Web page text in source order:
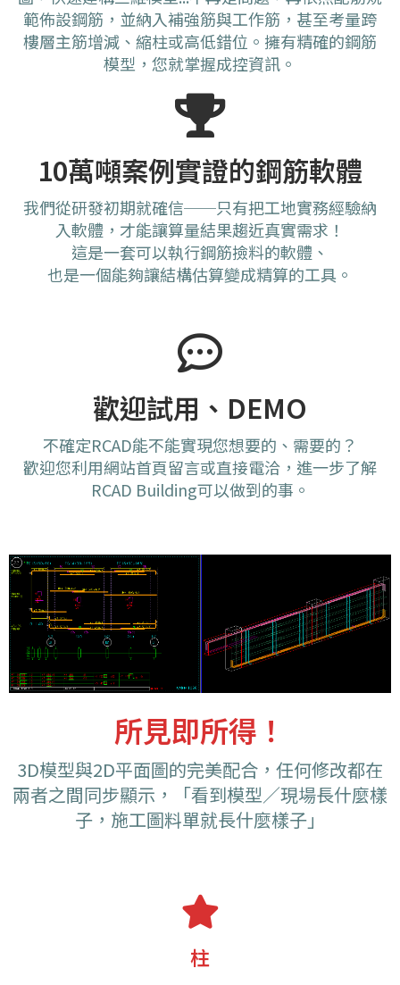
範佈設鋼筋，並納入補強筋與工作筋，甚至考量跨
樓層主筋增減、縮柱或高低錯位。擁有精確的鋼筋
模型，您就掌握成控資訊。
10萬噸案例實證的鋼筋軟體
我們從研發初期就確信──只有把工地實務經驗納
入軟體，才能讓算量結果趨近真實需求！
這是一套可以執行鋼筋撿料的軟體、
也是一個能夠讓結構估算變成精算的工具。
歡迎試用、DEMO
不確定RCAD能不能實現您想要的、需要的？
歡迎您利用網站首頁留言或直接電洽，進一步了解
RCAD Building可以做到的事。
所見即所得！
3D模型與2D平面圖的完美配合，任何修改都在
兩者之間同步顯示，「看到模型／現場長什麼樣
子，施工圖料單就長什麼樣子」
柱